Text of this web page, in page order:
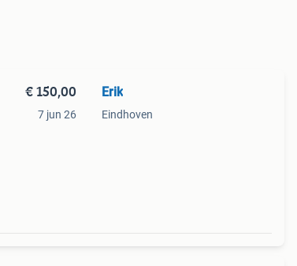
€ 150,00
7 jun 26
Erik
Eindhoven